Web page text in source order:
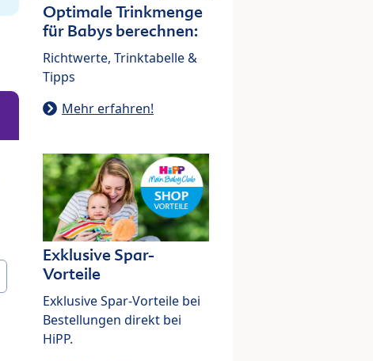
Optimale Trinkmenge
für Babys berechnen:
Richtwerte, Trinktabelle &
Tipps
Mehr erfahren!
Exklusive Spar-
Vorteile
Exklusive Spar-Vorteile bei
Bestellungen direkt bei
HiPP.